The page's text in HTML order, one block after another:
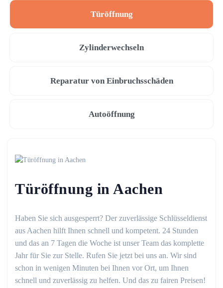
Türöffnung
Zylinderwechseln
Reparatur von Einbruchsschäden
Autoöffnung
Türöffnung in Aachen
Haben Sie sich ausgesperrt? Der zuverlässige Schlüsseldienst
aus Aachen hilft Ihnen schnell und kompetent. 24 Stunden
und das an 7 Tagen die Woche ist unser Team das komplette
Jahr für Sie zur Stelle. Rufen Sie jetzt bei uns an. Wir sind
schon in wenigen Minuten bei Ihnen vor Ort, um Ihnen
schnell und zuverlässig zu helfen. Und das zu fairen Preisen!